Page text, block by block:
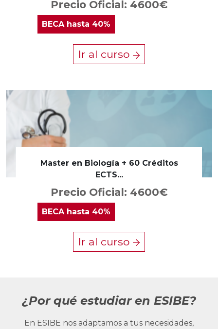
Precio Oficial: 4600€
BECAhasta 40%
Ir al curso
Master en Biología + 60 Créditos
ECTS...
Precio Oficial: 4600€
BECA hasta 40%
Ir al curso
¿Por qué estudiar en ESIBE?
En ESIBE nos adaptamos a tus necesidades,